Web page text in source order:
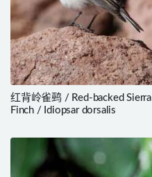
红背岭雀鹀 / Red-backed Sierra
Finch / Idiopsar dorsalis